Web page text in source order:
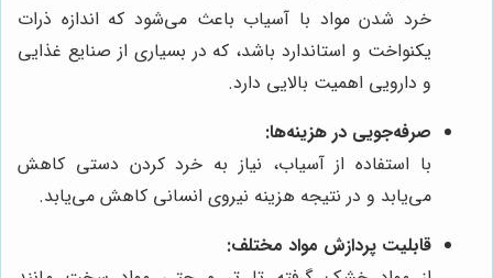
خرد شدن مواد با آسیاب باعث می‌شود که اندازه ذرات
یکنواخت و استاندارد باشد، که در بسیاری از صنایع غذایی
و دارویی اهمیت بالایی دارد.
صرفه‌جویی در هزینه‌ها:
با استفاده از آسیاب، نیاز به خرد کردن دستی کاهش
می‌یابد و در نتیجه هزینه نیروی انسانی کاهش می‌یابد.
قابلیت پردازش مواد مختلف: